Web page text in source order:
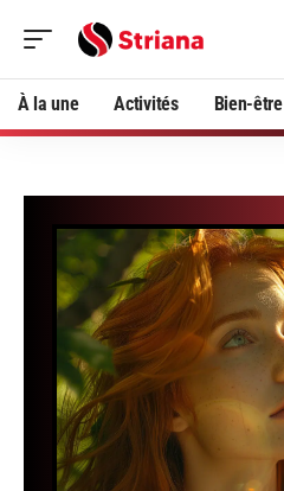
À la une Activités Bien-être